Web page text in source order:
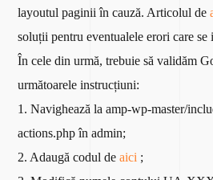
layoutul paginii în cauză. Articolul de
soluții pentru eventualele erori care se
În cele din urmă, trebuie să validăm
următoarele instrucțiuni:
1. Navighează la amp-wp-master/
actions.php în admin;
2. Adaugă codul deaici ;